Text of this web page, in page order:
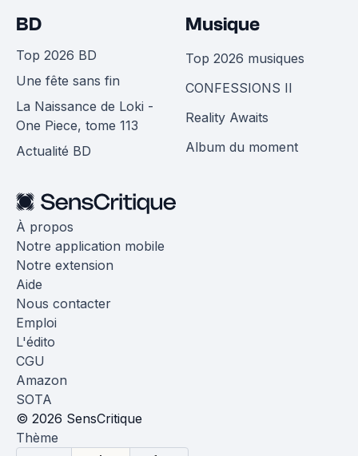
BD
Top 2026 BD
Une fête sans fin
La Naissance de Loki -
One Piece, tome 113
Actualité BD
Musique
Top 2026 musiques
CONFESSIONS II
Reality Awaits
Album du moment
À propos
Notre application mobile
Notre extension
Aide
Nous contacter
Emploi
L'édito
CGU
Amazon
SOTA
© 2026 SensCritique
Thème